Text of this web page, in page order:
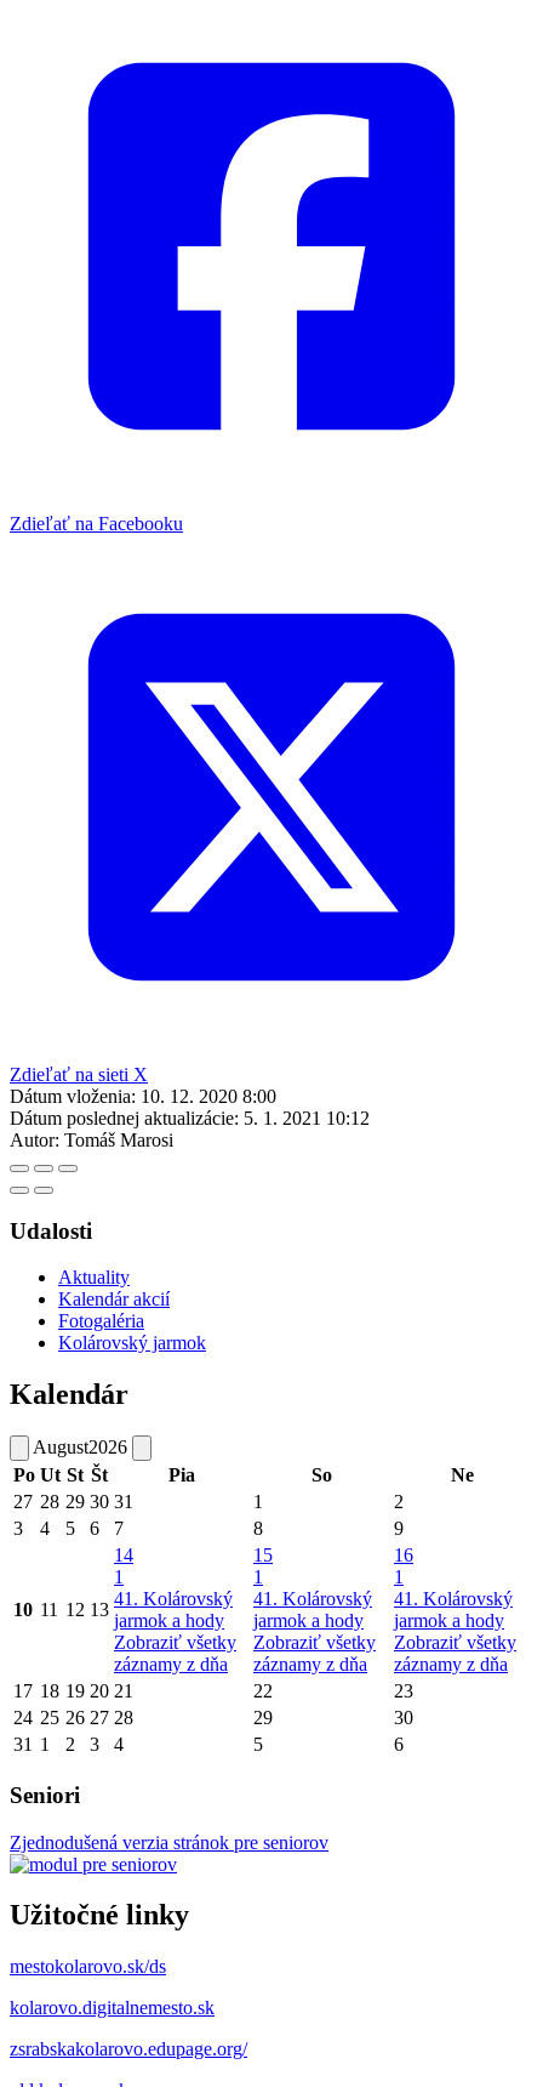
Zdieľať na Facebooku
Zdieľať na sieti X
Dátum vloženia: 10. 12. 2020 8:00
Dátum poslednej aktualizácie: 5. 1. 2021 10:12
Autor: Tomáš Marosi
Udalosti
Aktuality
Kalendár akcií
Fotogaléria
Kolárovský jarmok
Kalendár
August2026
Po Ut St Št Pia So
Ne
27 28 29 30 31 1
2
3
4 5 6 7 8 9
10 11 12 13
14
1
41. Kolárovský
jarmok a hody
Zobraziť všetky
záznamy z dňa
15
1
41. Kolárovský
jarmok a hody
Zobraziť všetky
záznamy z dňa
16
1
41. Kolárovský
jarmok a hody
Zobraziť všetky
záznamy z dňa
17 18 19 20 21 22
23
24 25 26 27 28 29
30
31 1 2 3 4 5 6
Seniori
Zjednodušená verzia stránok pre seniorov
Užitočné linky
mestokolarovo.sk/ds
kolarovo.digitalnemesto.sk
zsrabskakolarovo.edupage.org/